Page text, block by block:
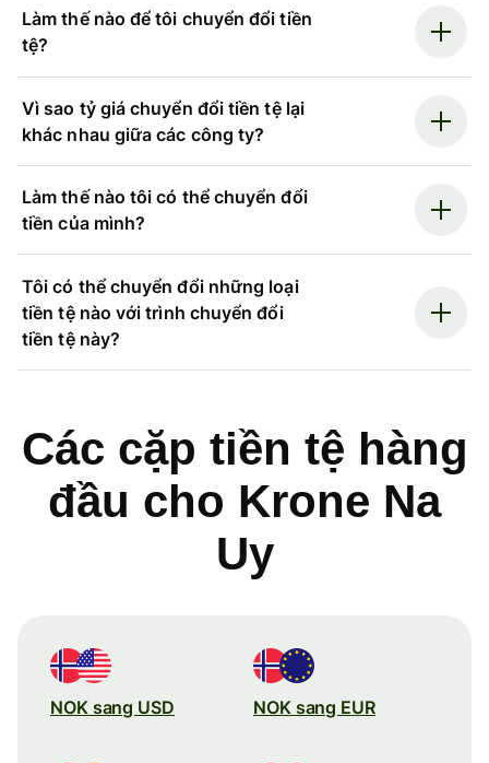
Làm thế nào để tôi chuyển đổi tiền
tệ?
Vì sao tỷ giá chuyển đổi tiền tệ lại
khác nhau giữa các công ty?
Làm thế nào tôi có thể chuyển đổi
tiền của mình?
Tôi có thể chuyển đổi những loại
tiền tệ nào với trình chuyển đổi
tiền tệ này?
Các cặp tiền tệ hàng
đầu cho Krone Na
Uy
NOK sang USD NOK sang EUR